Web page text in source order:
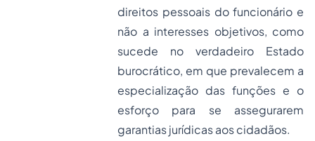
direitos pessoais do funcionário e
não a interesses objetivos, como
sucede no verdadeiro Estado
burocrático, em que prevalecem a
especialização das funções e o
esforço para se assegurarem
garantias jurídicas aos cidadãos.